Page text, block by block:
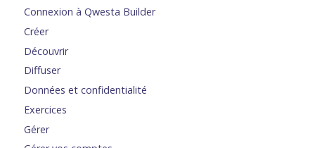
Connexion à Qwesta Builder
Créer
Découvrir
Diffuser
Données et confidentialité
Exercices
Gérer